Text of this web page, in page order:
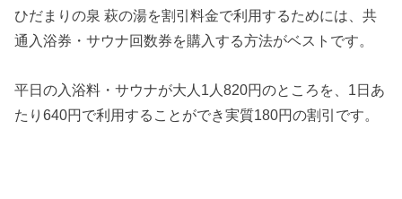
ひだまりの泉 萩の湯を割引料金で利用するためには、共
通入浴券・サウナ回数券を購入する方法がベストです。
平日の入浴料・サウナが大人1人820円のところを、1日あ
たり640円で利用することができ実質180円の割引です。